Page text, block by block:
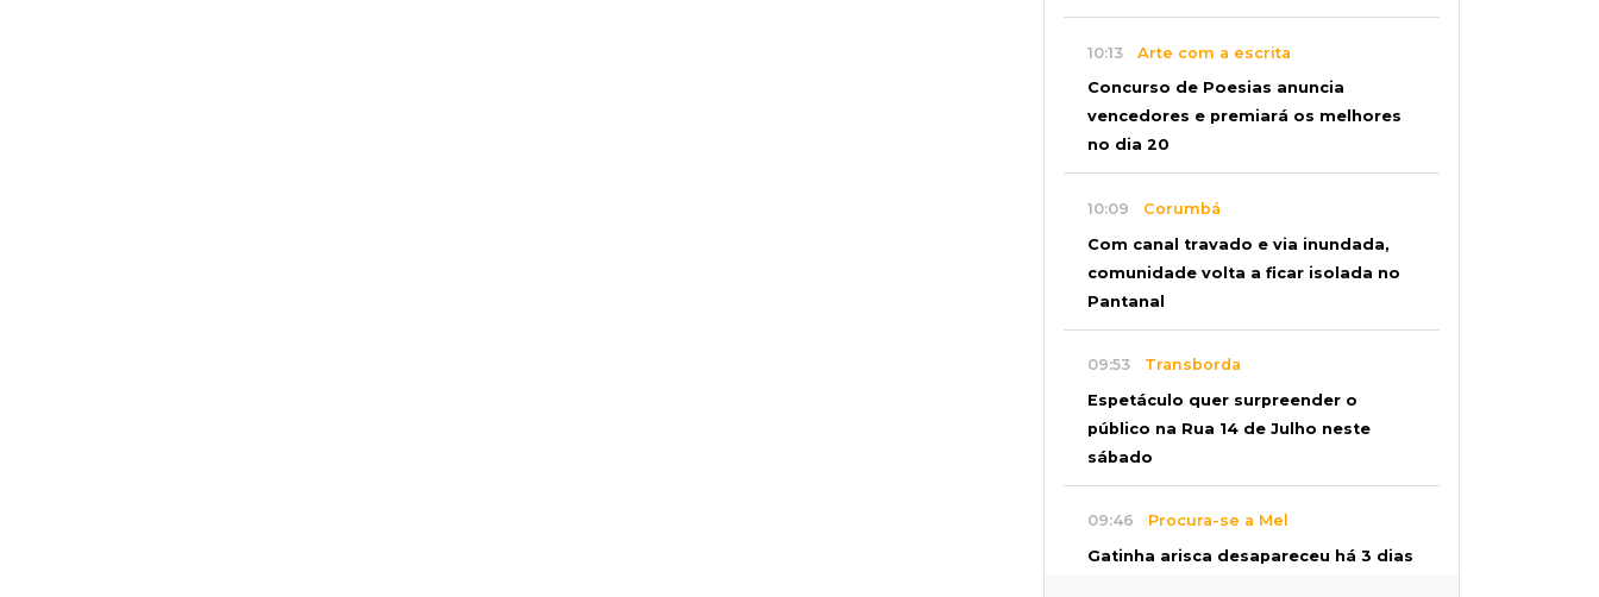
10:13 Arte com a escrita
Concurso de Poesias anuncia
vencedores e premiará os melhores
no dia 20
10:09 Corumbá
Com canal travado e via inundada,
comunidade volta a ficar isolada no
Pantanal
09:53 Transborda
Espetáculo quer surpreender o
público na Rua 14 de Julho neste
sábado
09:46 Procura-se a Mel
Gatinha arisca desapareceu há 3 dias